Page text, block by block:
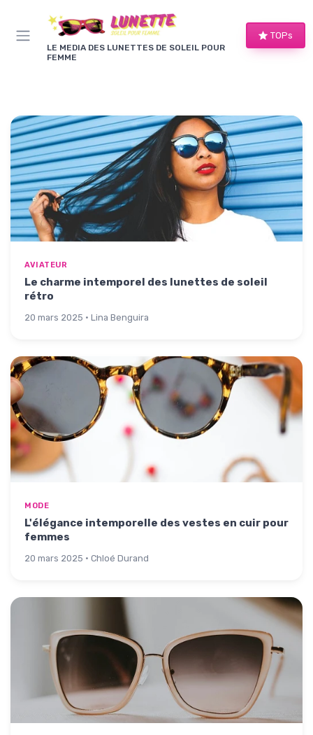
LE MEDIA DES LUNETTES DE SOLEIL POUR
FEMME
TOPs
AVIATEUR
Le charme intemporel des lunettes de soleil
rétro
20 mars 2025 · Lina Benguira
MODE
L'élégance intemporelle des vestes en cuir pour
femmes
20 mars 2025 · Chloé Durand